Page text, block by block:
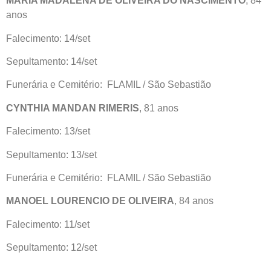
anos
Falecimento: 14/set
Sepultamento: 14/set
Funerária e Cemitério: FLAMIL / São Sebastião
CYNTHIA MANDAN RIMERIS, 81 anos
Falecimento: 13/set
Sepultamento: 13/set
Funerária e Cemitério: FLAMIL / São Sebastião
MANOEL LOURENCIO DE OLIVEIRA, 84 anos
Falecimento: 11/set
Sepultamento: 12/set